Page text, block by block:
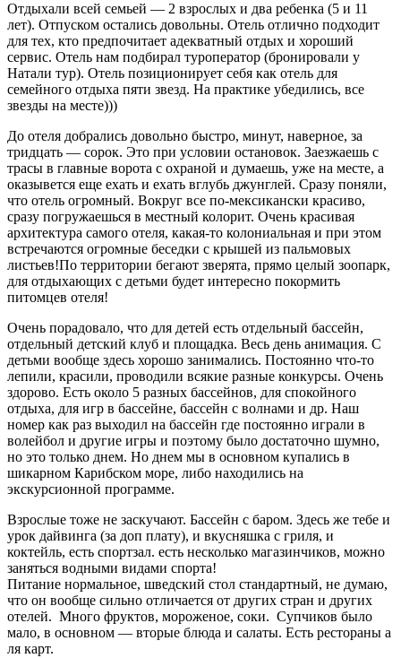
Отдыхали всей семьей — 2 взрослых и два ребенка (5 и 11
лет). Отпуском остались довольны. Отель отлично подходит
для тех, кто предпочитает адекватный отдых и хороший
сервис. Отель нам подбирал туроператор (бронировали у
Натали тур). Отель позиционирует себя как отель для
семейного отдыха пяти звезд. На практике убедились, все
звезды на месте)))
До отеля добрались довольно быстро, минут, наверное, за
тридцать — сорок. Это при условии остановок. Заезжаешь с
трасы в главные ворота с охраной и думаешь, уже на месте, а
оказывется еще ехать и ехать вглубь джунглей. Сразу поняли,
что отель огромный. Вокруг все по-мексикански красиво,
сразу погружаешься в местный колорит. Очень красивая
архитектура самого отеля, какая-то колониальная и при этом
встречаются огромные беседки с крышей из пальмовых
листьев!По территории бегают зверята, прямо целый зоопарк,
для отдыхающих с детьми будет интересно покормить
питомцев отеля!
Очень порадовало, что для детей есть отдельный бассейн,
отдельный детский клуб и площадка. Весь день анимация. С
детьми вообще здесь хорошо занимались. Постоянно что-то
лепили, красили, проводили всякие разные конкурсы. Очень
здорово. Есть около 5 разных бассейнов, для спокойного
отдыха, для игр в бассейне, бассейн с волнами и др. Наш
номер как раз выходил на бассейн где постоянно играли в
волейбол и другие игры и поэтому было достаточно шумно,
но это только днем. Но днем мы в основном купались в
шикарном Карибском море, либо находились на
экскурсионной программе.
Взрослые тоже не заскучают. Бассейн с баром. Здесь же тебе и
урок дайвинга (за доп плату), и вкусняшка с гриля, и
коктейль, есть спортзал. есть несколько магазинчиков, можно
заняться водными видами спорта!
Питание нормальное, шведский стол стандартный, не думаю,
что он вообще сильно отличается от других стран и других
отелей. Много фруктов, мороженое, соки. Супчиков было
мало, в основном — вторые блюда и салаты. Есть рестораны а
ля карт.